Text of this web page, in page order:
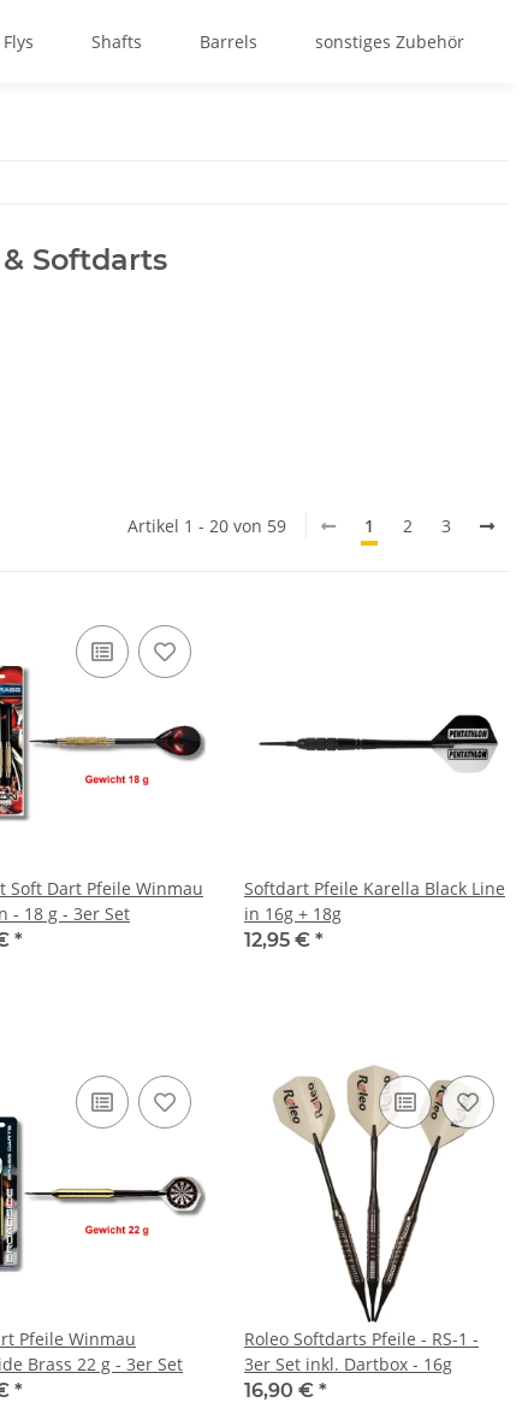
Flys Shafts Barrels sonstiges Zubehör
Softdarts
Artikel 1 - 20 von 59 1 2 3
Soft Dart Pfeile Winmau
- 18 g - 3er Set
*
Softdart Pfeile Karella Black Line
in 16g + 18g
12,95 € *
Pfeile Winmau
Brass 22 g - 3er Set
*
Roleo Softdarts Pfeile - RS-1 -
3er Set inkl. Dartbox - 16g
16,90 € *